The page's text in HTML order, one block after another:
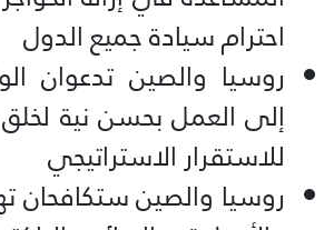
احترام سيادة جميع الدول
روسيا والصين تدعوان
إلى العمل بحسن نية
للاستقرار الاستراتيجي
روسيا والصين ستكافحان